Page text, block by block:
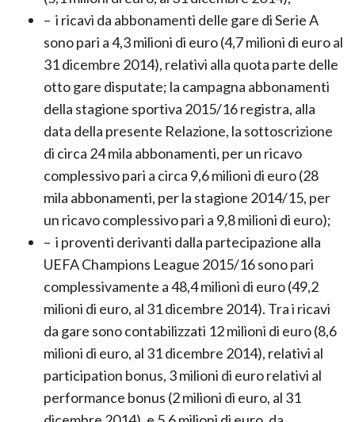
(5,1 milioni di euro, al 31 dicembre 2014);
– i ricavi da abbonamenti delle gare di Serie A
sono pari a 4,3 milioni di euro (4,7 milioni di euro al
31 dicembre 2014), relativi alla quota parte delle
otto gare disputate; la campagna abbonamenti
della stagione sportiva 2015/16 registra, alla
data della presente Relazione, la sottoscrizione
di circa 24 mila abbonamenti, per un ricavo
complessivo pari a circa 9,6 milioni di euro (28
mila abbonamenti, per la stagione 2014/15, per
un ricavo complessivo pari a 9,8 milioni di euro);
– i proventi derivanti dalla partecipazione alla
UEFA Champions League 2015/16 sono pari
complessivamente a 48,4 milioni di euro (49,2
milioni di euro, al 31 dicembre 2014). Tra i ricavi
da gare sono contabilizzati 12 milioni di euro (8,6
milioni di euro, al 31 dicembre 2014), relativi al
participation bonus, 3 milioni di euro relativi al
performance bonus (2 milioni di euro, al 31